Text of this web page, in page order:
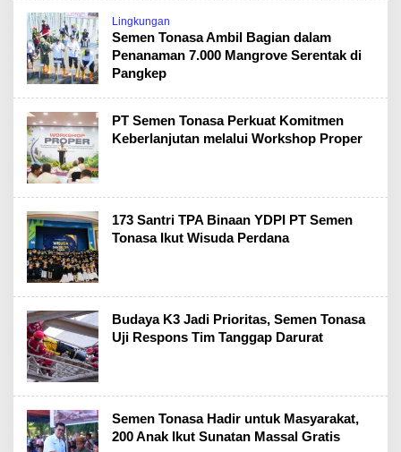
Lingkungan
Semen Tonasa Ambil Bagian dalam
Penanaman 7.000 Mangrove Serentak di
Pangkep
PT Semen Tonasa Perkuat Komitmen
Keberlanjutan melalui Workshop Proper
173 Santri TPA Binaan YDPI PT Semen
Tonasa Ikut Wisuda Perdana
Budaya K3 Jadi Prioritas, Semen Tonasa
Uji Respons Tim Tanggap Darurat
Semen Tonasa Hadir untuk Masyarakat,
200 Anak Ikut Sunatan Massal Gratis